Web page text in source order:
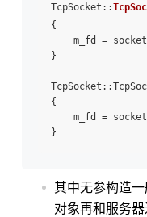
TcpSocket::
{
m_fd =
}
{
m_fd =
其中无参构造
对象再和服务